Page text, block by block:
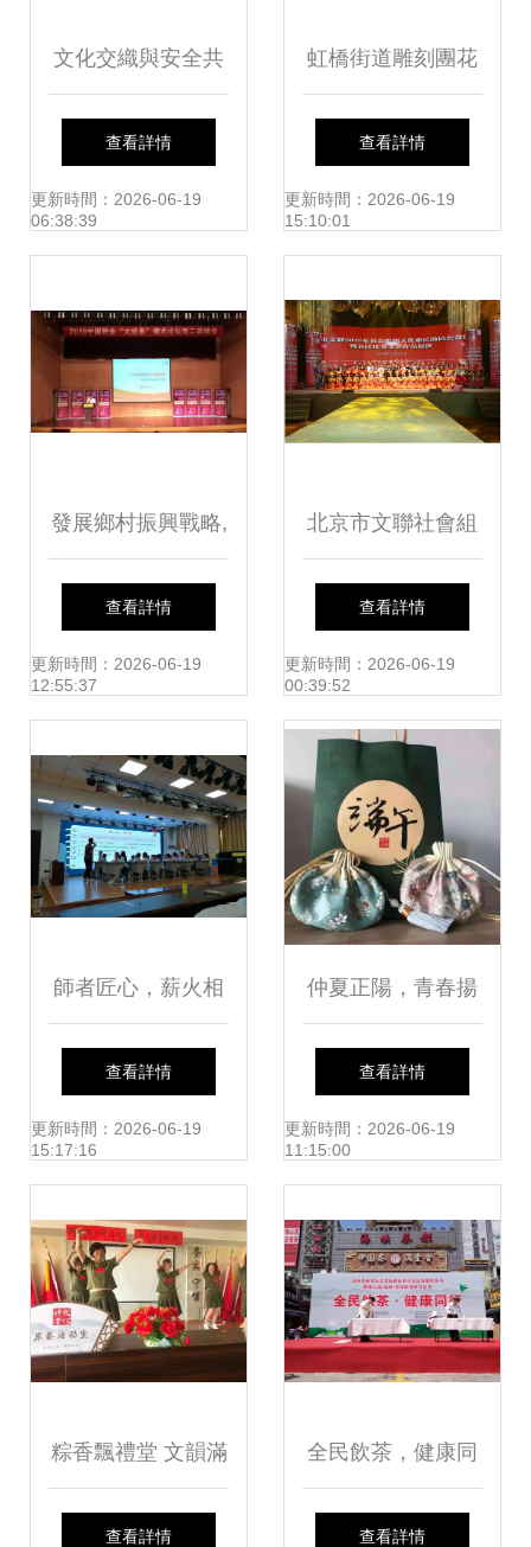
文化交織與安全共
筑 從第十一屆食品
接觸材料安全風險
組織文化藝術交流
的意義
查看詳情
更新時間：2026-06-19
06:38:39
虹橋街道雕刻團花
指尖綻放民族情，
巧手凝聚團結心
查看詳情
更新時間：2026-06-19
15:10:01
發展鄉村振興戰略,
助推中國種業發展
——2018河南省夏
產品展覽會圓滿落
幕
查看詳情
更新時間：2026-06-19
12:55:37
北京市文聯社會組
織文化惠民公益活
動成績喜人 組織文
化藝術交流活動
查看詳情
更新時間：2026-06-19
00:39:52
師者匠心，薪火相
傳——記冠縣實驗
小學“青藍工程”弟
術交流活動
查看詳情
更新時間：2026-06-19
15:17:16
仲夏正陽，青春揚
帆 端午香囊DIY暨
社團文化藝術節活
查看詳情
更新時間：2026-06-19
11:15:00
粽香飄禮堂 文韻滿
箬橫——箬橫鎮文
查看詳情
全民飲茶，健康同
行 福州五里亭社區
查看詳情